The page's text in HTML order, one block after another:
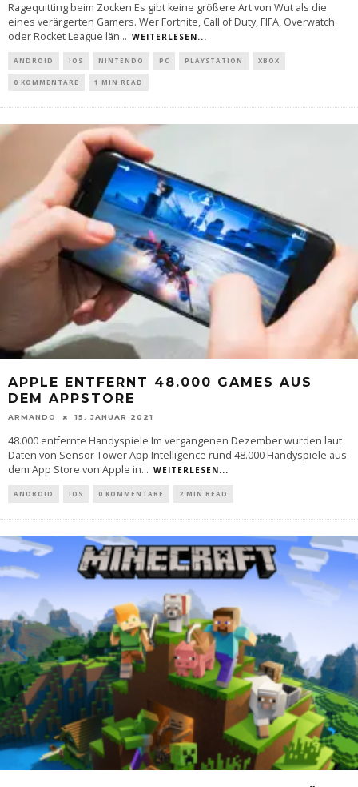
Ragequitting beim Zocken Es gibt keine größere Art von Wut als die
eines verärgerten Gamers. Wer Fortnite, Call of Duty, FIFA, Overwatch
oder Rocket League län... WEITERLESEN...
ANDROID IOS NINTENDO PC PLAYSTATION XBOX
0 KOMMENTARE 1 MIN READ
APPLE ENTFERNT 48.000 GAMES AUS
DEM APPSTORE
ARMANDO 15. JANUAR 2021
48.000 entfernte Handyspiele Im vergangenen Dezember wurden laut
Daten von Sensor Tower App Intelligence rund 48.000 Handyspiele aus
dem App Store von Apple in... WEITERLESEN...
ANDROID IOS 0 KOMMENTARE 2 MIN READ